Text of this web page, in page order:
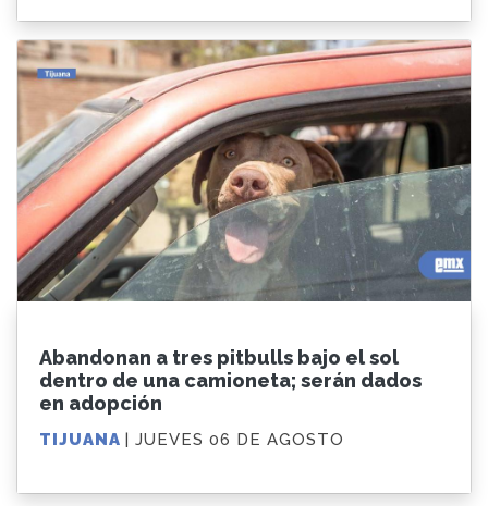
Abandonan a tres pitbulls bajo el sol
dentro de una camioneta; serán dados
en adopción
TIJUANA | JUEVES 06 DE AGOSTO